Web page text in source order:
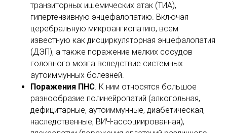
транзиторных ишемических атак (ТИА),
гипертензивную энцефалопатию. Включая
церебральную микроангиопатию, всем
известную как дисциркуляторная энцефалопатия
(ДЭП), а также поражение мелких сосудов
головного мозга вследствие системных
аутоиммунных болезней.
Поражения ПНС. К ним относятся большое
разнообразие полинейропатий (алкогольная,
дефицитарные, аутоиммунные, диабетическая,
наследственные, ВИЧ-ассоциированная),